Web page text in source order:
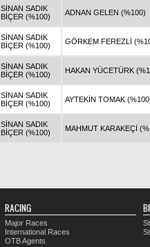
SİNAN SADIK
BİÇER (%100)
ADNAN GELEN (%100)
SİNAN SADIK
BİÇER (%100)
GÖRKEM FEREZLİ
SİNAN SADIK
BİÇER (%100)
HAKAN YÜCETÜRK
SİNAN SADIK
BİÇER (%100)
AYTEKİN TOMAK
SİNAN SADIK
BİÇER (%100)
MAHMUT KARAKEÇİ
RACING
Major Races
International Races
OTB Agents